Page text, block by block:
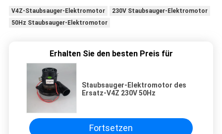
V4Z-Staubsauger-Elektromotor
230V Staubsauger-Elektromotor
50Hz Staubsauger-Elektromotor
Erhalten Sie den besten Preis für
Staubsauger-Elektromotor des
Ersatz-V4Z 230V 50Hz
Fortsetzen